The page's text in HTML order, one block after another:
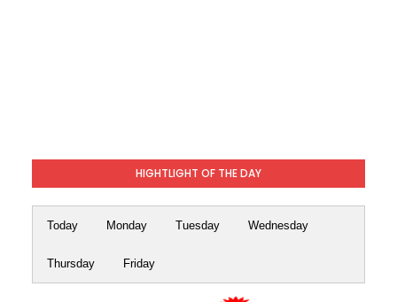
HIGHTLIGHT OF THE DAY
Today Monday Tuesday Wednesday
Thursday Friday